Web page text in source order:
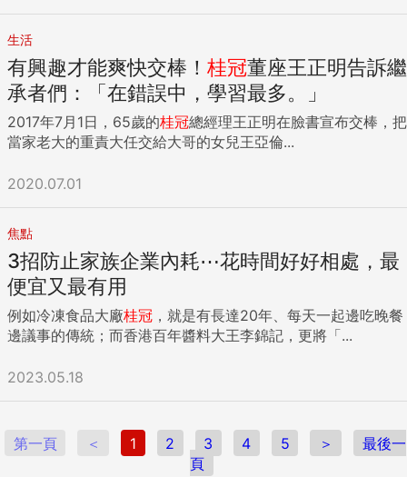
胎拿6萬，比鄰近城鎮更高。 第二步，它要讓育齡族無後顧之
憂，提供良好教育環境。鎮公所把6所社區幼兒園，整併為一
所聯合幼兒園。 新的幼兒園位在北斗鎮的「文教區」內，讓國
小、國中和家商，全只隔一條街，小孩可在半個大安森林公園
的範圍內，從2歲讀到18歲。 不到1年時間，這幼兒園托育的幼
童數增加至近200人，是過去社區幼兒園總和的兩倍；而且鎮
內的總托育人數也從600多位，增加至800多位。新增人口帶
先從特色定位開始，創造有利生養的環境，進而提高稅收，將
育，只是其中一環，更重要是讓年輕人有社會支持，敢夢想未
來，提高幸福感、願意養育下一代；無論是台灣或國際，許多
案例告訴我們，啟動上述正向循環，才是根本解決之道。 1年
消失18萬工作人口，勞動力告急！人才大斷層，這公司最愛高
年級生台積、鴻海19家企業超前搶人大計戰勝負人口時代，儲
值立刻看https:bwnet.pse.is3x6ef2 從快滅鎮翻身最會生小
不如死」，鴻海員工一懷孕就給車馬費、媽媽福袋⋯、讓你一
家三代都想來上班，這家企業最愛中高齡員工！兩代共事職場
旬顧問群？更多精彩內容，請見1742期《商業周刊》 戰勝負人
口時代拚幸福感比撒錢有用！學荷蘭救生育、別像韓國掉地獄
生活
有興趣才能爽快交棒！ 桂冠董座王正明告訴繼
承者們：「在錯誤中，學習最多。」
2017年7月1日，65歲的桂冠總經理王正明在臉書宣布交棒，把
當家老大的重責大任交給大哥的女兒王亞倫...
2020.07.01
焦點
3招防止家族企業內耗⋯花時間好好相處，最
便宜又最有用
例如冷凍食品大廠桂冠 ，就是有長達20年、每天一起邊吃晚餐
邊議事的傳統；而香港百年醬料大王李錦記，更將「...
2023.05.18
第一頁 ＜ 1 2 3 4 5 ＞
最後一
頁